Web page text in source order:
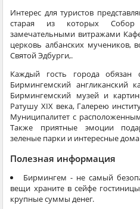
Интерес для туристов
старая из которых
замечательными витражами
церковь албанских мучеников,
Святой Эдбурги,.
Каждый гость города обязан
Бирмингемский англиканский
Бирмингемский музей и
Ратушу XIX века, Галерею
Муниципалитет с
Также приятные эмоции
зеленые парки и интересные
Полезная информация
Бирмингем - не самый
вещи храните в сейфе
крупные суммы денег.